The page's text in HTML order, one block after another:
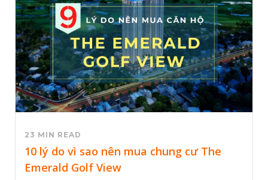
23 MIN READ
10 lý do vì sao nên mua chung cư The
Emerald Golf View